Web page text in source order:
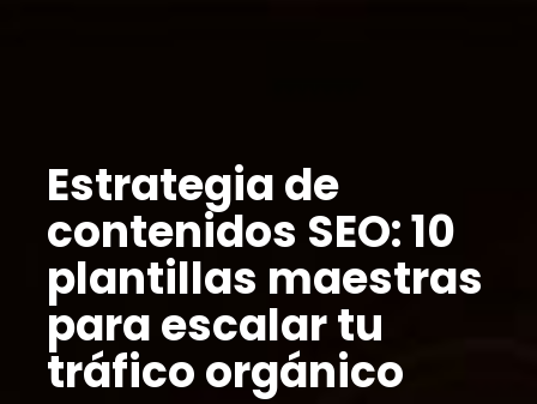
Estrategia de
contenidos SEO: 10
plantillas maestras
para escalar tu
tráfico orgánico